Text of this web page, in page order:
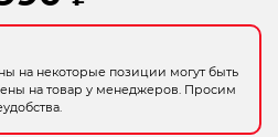
на некоторые позиции могут быть
на товар у менеджеров. Просим